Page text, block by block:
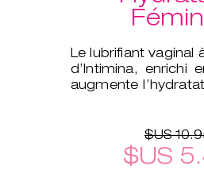
Le lubrifiant vaginal
d’Intimina, enrichi
augmente
$US
$US